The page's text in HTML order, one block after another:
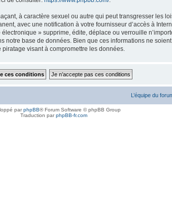
à caractère sexuel ou autre qui peut transgresser les
avec une notification à votre fournisseur d’accès à
» supprime, édite, déplace ou verrouille
base de données. Bien que ces informations ne
visant à compromettre les données.
L’équipe du
parphpBB® Forum Software © phpBB Group
Traduction parphpBB-fr.com